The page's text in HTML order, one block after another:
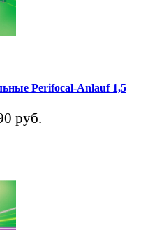
Perifocal-Anlauf 1,5
руб.